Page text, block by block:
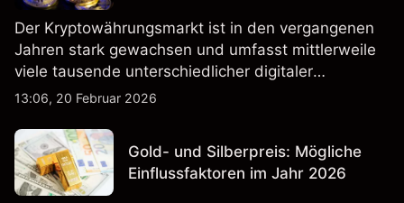
Der Kryptowährungsmarkt ist in den vergangenen
Jahren stark gewachsen und umfasst mittlerweile
viele tausende unterschiedlicher digitaler
Währungen.
13:06, 20 Februar 2026
Gold- und Silberpreis: Mögliche
Einflussfaktoren im Jahr 2026